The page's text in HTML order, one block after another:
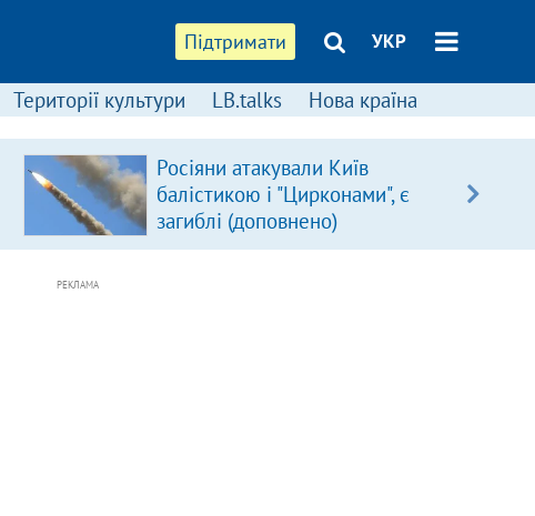
Підтримати УКР
Території культури LB.talks Нова країна
Росіяни атакували Київ
балістикою і "Цирконами", є
загиблі (доповнено)
РЕКЛАМА